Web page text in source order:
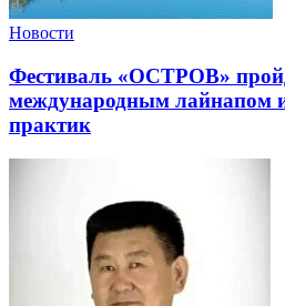
Новости
Фестиваль «ОСТРОВ»
международным лайнапом
практик